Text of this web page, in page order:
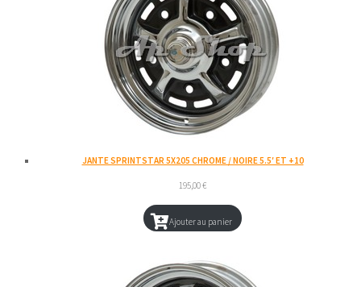
JANTE SPRINTSTAR 5X205 CHROME / NOIRE 5.5′ ET +10
195,00€
Ajouter au panier